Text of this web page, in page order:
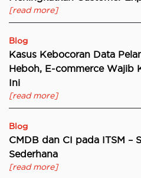
[read more]
Blog
Kasus Kebocoran Data
Heboh, E-commerce Wajib
Ini
[read more]
Blog
CMDB dan CI pada ITSM –
Sederhana
[read more]